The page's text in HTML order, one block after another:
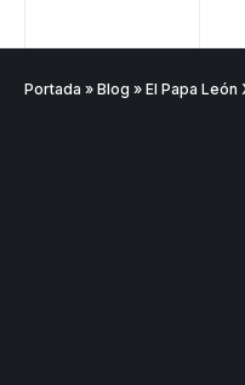
Portada » Blog » El Papa León XIV